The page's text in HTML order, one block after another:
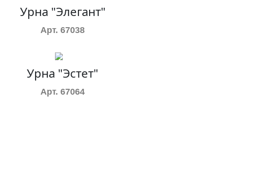
Урна "Элегант"
Арт. 67038
Урна "Эстет"
Арт. 67064